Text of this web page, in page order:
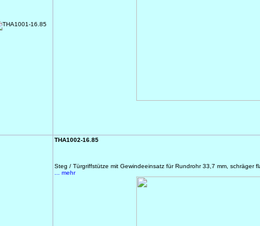
THA1002-16.85
Steg / Türgriffstütze mit Gewindeeinsatz für Rundrohr 33,7 mm, schräger
... mehr